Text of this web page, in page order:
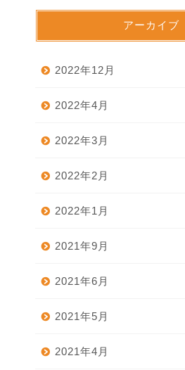
アーカイブ
2022年12月
2022年4月
2022年3月
2022年2月
2022年1月
2021年9月
2021年6月
2021年5月
2021年4月